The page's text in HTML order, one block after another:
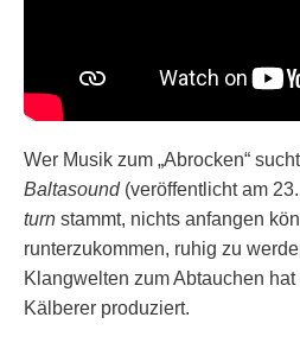
Klavier. Also zumindest bzgl.
klassisch…
Wer Musik zum „Abrocken“
Baltasound(veröffentlicht am
turn stammt, nichts anfangen
runterzukommen, ruhig zu
Klangwelten zum Abtauchen
Kälberer produziert.